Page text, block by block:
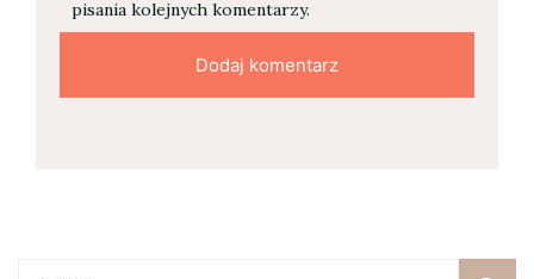
pisania kolejnych komentarzy.